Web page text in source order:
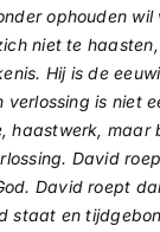
ophouden wil
niet te
Hij is de
verlossing is niet
haastwerk, maar
David
David roept
staat en